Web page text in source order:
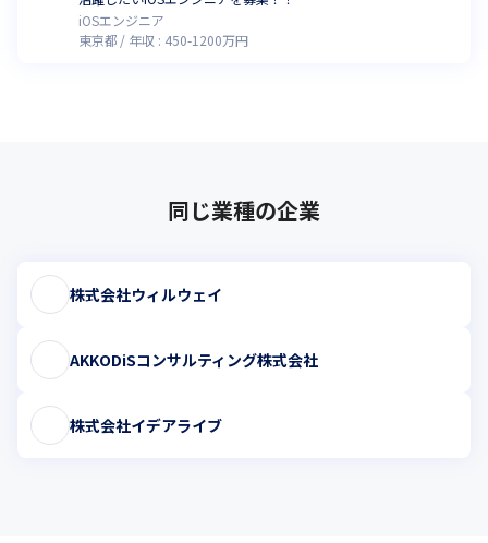
iOSエンジニア
東京都
年収 : 450-1200万円
同じ業種の企業
株式会社ウィルウェイ
AKKODiSコンサルティング株式会社
株式会社イデアライブ